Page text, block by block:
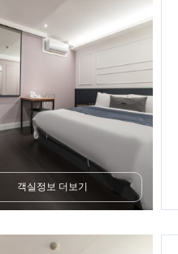
객실정보 더보기